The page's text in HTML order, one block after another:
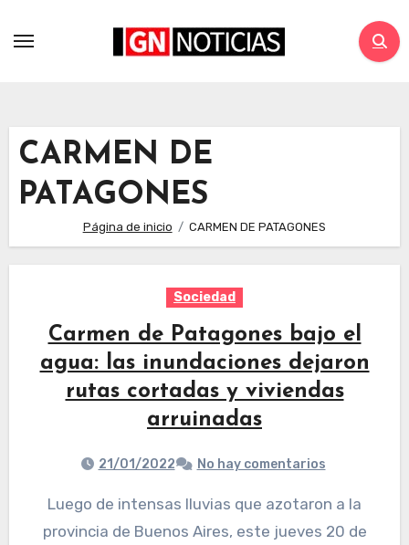
CARMEN DE
PATAGONES
Página de inicio CARMEN DE PATAGONES
Sociedad
Carmen de Patagones bajo el
agua: las inundaciones dejaron
rutas cortadas y viviendas
arruinadas
21/01/2022 No hay comentarios
Luego de intensas lluvias que azotaron a la
provincia de Buenos Aires, este jueves 20 de